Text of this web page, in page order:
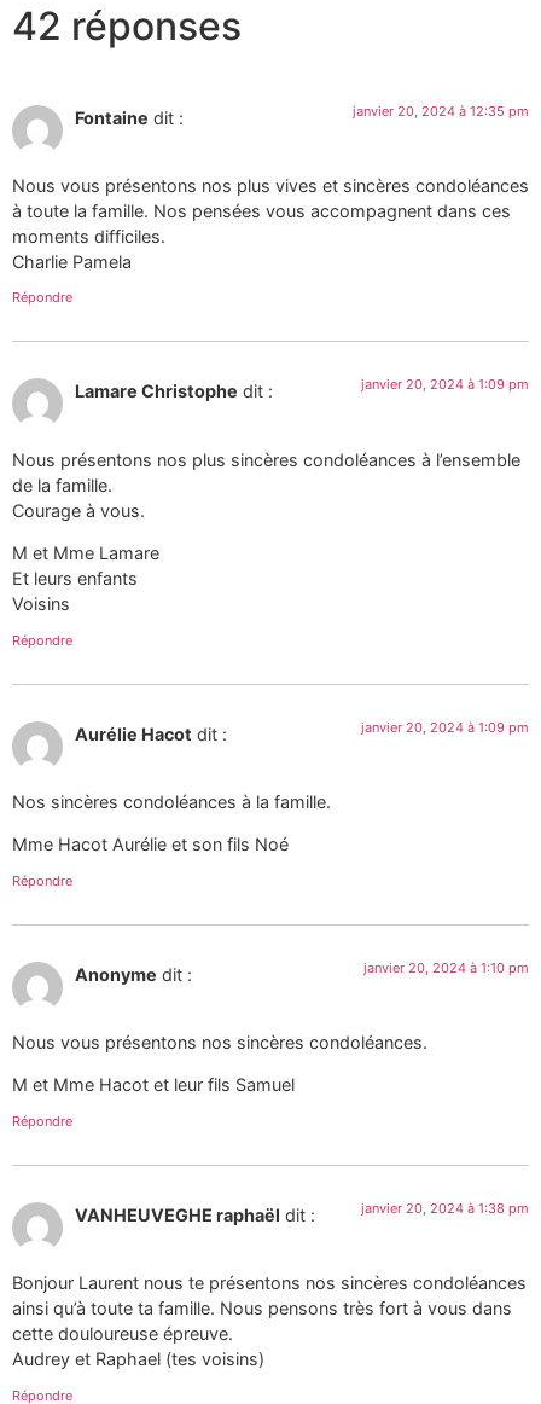
42 réponses
Fontaine dit : janvier 20, 2024 à 12:35 pm
Nous vous présentons nos plus vives et sincères condoléances
à toute la famille. Nos pensées vous accompagnent dans ces
moments difficiles.
Charlie Pamela
Répondre
Lamare Christophe dit : janvier 20, 2024 à 1:09 pm
Nous présentons nos plus sincères condoléances à l’ensemble
de la famille.
Courage à vous.
M et Mme Lamare
Et leurs enfants
Voisins
Répondre
Aurélie Hacot dit : janvier 20, 2024 à 1:09 pm
Nos sincères condoléances à la famille.
Mme Hacot Aurélie et son fils Noé
Répondre
Anonyme dit : janvier 20, 2024 à 1:10 pm
Nous vous présentons nos sincères condoléances.
M et Mme Hacot et leur fils Samuel
Répondre
VANHEUVEGHE raphaël dit : janvier 20, 2024 à 1:38 pm
Bonjour Laurent nous te présentons nos sincères condoléances
ainsi qu’à toute ta famille. Nous pensons très fort à vous dans
cette douloureuse épreuve.
Audrey et Raphael (tes voisins)
Répondre